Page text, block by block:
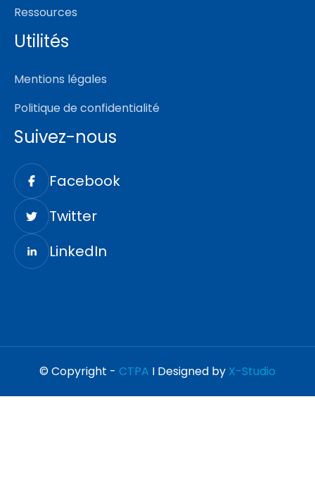
Ressources
Utilités
Mentions légales
Politique de confidentialité
Suivez-nous
Facebook
Twitter
LinkedIn
© Copyright - CTPA I Designed by X-Studio